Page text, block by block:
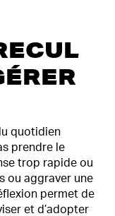
quotidien
prendre le
trop rapide ou
ou aggraver une
permet de
et d’adopter